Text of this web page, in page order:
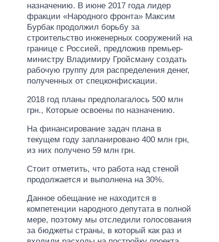
назначению. В июне 2017 года лидер
фракции «Народного фронта» Максим
Бурбак продолжил борьбу за
строительство инженерных сооружений на
границе с Россией, предложив премьер-
министру Владимиру Гройсману создать
рабочую группу для распределения денег,
полученных от спецконфискации.
2018 год планы предполагалось 500 млн
грн., Которые освоены по назначению.
На финансирование задач плана в
текущем году запланировано 400 млн грн,
из них получено 59 млн грн.
Стоит отметить, что работа над стеной
продолжается и выполнена на 30%.
Данное обещание не находится в
компетенции народного депутата в полной
мере, поэтому мы отследили голосования
за бюджеты страны, в который как раз и